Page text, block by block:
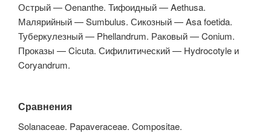
Острый — Oenanthe. Тифоидный — Aethusa.
Малярийный — Sumbulus. Сикозный — Asa foetida.
Туберкулезный — Phellandrum. Раковый — Conium.
Проказы — Cicuta. Сифилитический — Hydrocotyle и
Coryandrum.
Сравнения
Solanaceae. Papaveraceae. Compositae.